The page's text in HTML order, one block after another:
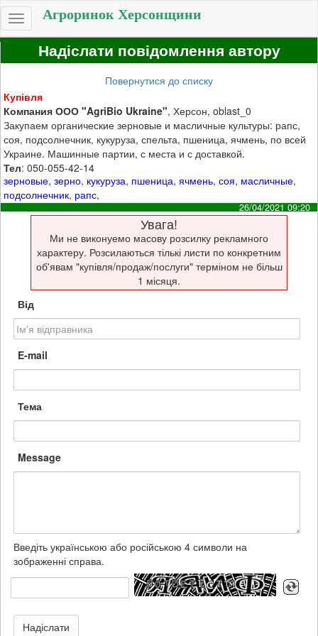
Toggle
navigation
Агроринок Херсонщини
Надіслати повідомлення автору
Повернутися до списку
Купівля
Компания ООО "AgriBio Ukraine", Херсон, oblast_0
Закупаем органические зерновые и масличные культуры: рапс,
соя, подсолнечник, кукуруза, спельта, пшеница, ячмень, по всей
Украине. Машинные партии, с места и с доставкой.
Тел: 050-055-42-14
зерновые,зерно, кукуруза, пшеница,ячмень,соя, масличные,
подсолнечник, рапс,
26/04/2021 09:20
Увага!
Ми не виконуемо масову розсилку рекламного
характеру. Розсилаються тількі листи по конкретним
об'явам "купівля/продаж/послуги" терміном не більш
1 місяця.
Від
E-mail
Тема
Message
Введіть українською або російською 4 символи на
зображенні справа.
Надіслати